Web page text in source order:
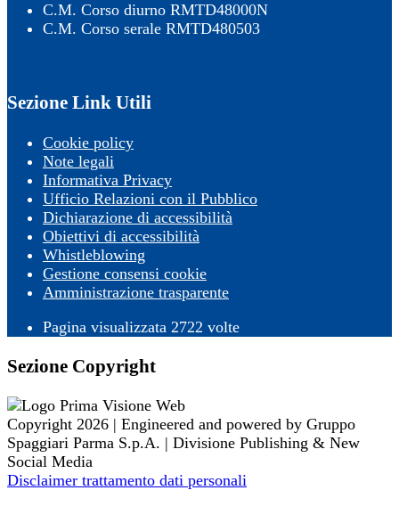
C.M. Corso diurno RMTD48000N
C.M. Corso serale RMTD480503
Sezione Link Utili
Cookie policy
Note legali
Informativa Privacy
Ufficio Relazioni con il Pubblico
Dichiarazione di accessibilità
Obiettivi di accessibilità
Whistleblowing
Gestione consensi cookie
Amministrazione trasparente
Pagina visualizzata 2722 volte
Sezione Copyright
Copyright 2026 | Engineered and powered by Gruppo
Spaggiari Parma S.p.A. | Divisione Publishing & New
Social Media
Disclaimer trattamento dati personali